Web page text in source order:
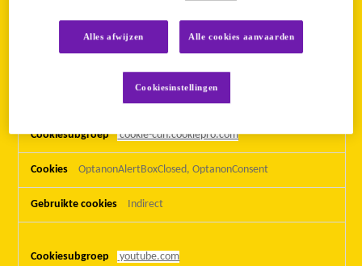
noodzakelijke
cookies
Direct
cookie-cdn.cookiepro.com
OptanonAlertBoxClosed, OptanonConsent
Indirect
youtube.com
Alles afwijzen Alle cookies aanvaarden
Cookiesinstellingen